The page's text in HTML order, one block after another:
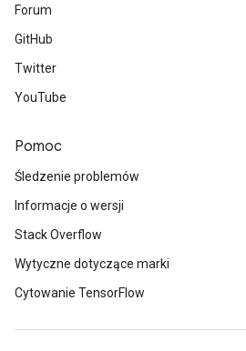
Forum
GitHub
Twitter
YouTube
Pomoc
Śledzenie problemów
Informacje o wersji
Stack Overflow
Wytyczne dotyczące marki
Cytowanie TensorFlow